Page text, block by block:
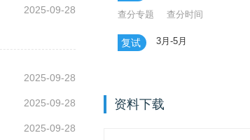
2025-09-28
2025-09-28
2025-09-28
2025-09-28
查分专题 查分时间
复试 3月-5月
资料下载